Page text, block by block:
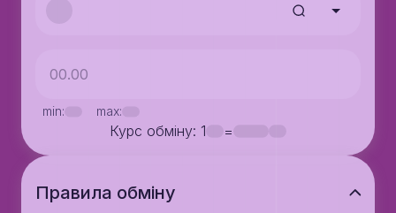
min: max:
Курс обміну: 1 =
Правила обмiну